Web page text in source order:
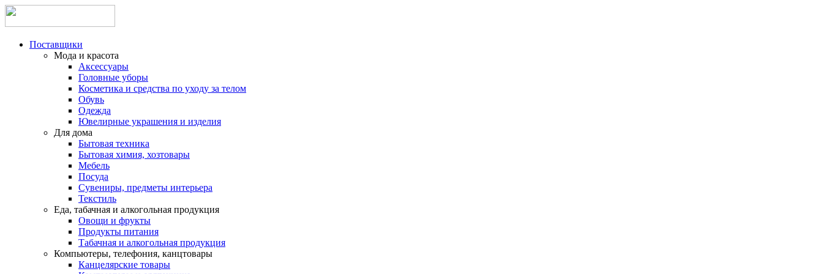
Поставщики
Мода и красота
Аксессуары
Головные уборы
Косметика и средства по уходу за телом
Обувь
Одежда
Ювелирные украшения и изделия
Для дома
Бытовая техника
Бытовая химия, хозтовары
Мебель
Посуда
Сувениры, предметы интерьера
Текстиль
Еда, табачная и алкогольная продукция
Овощи и фрукты
Продукты питания
Табачная и алкогольная продукция
Компьютеры, телефония, канцтовары
Канцелярские товары